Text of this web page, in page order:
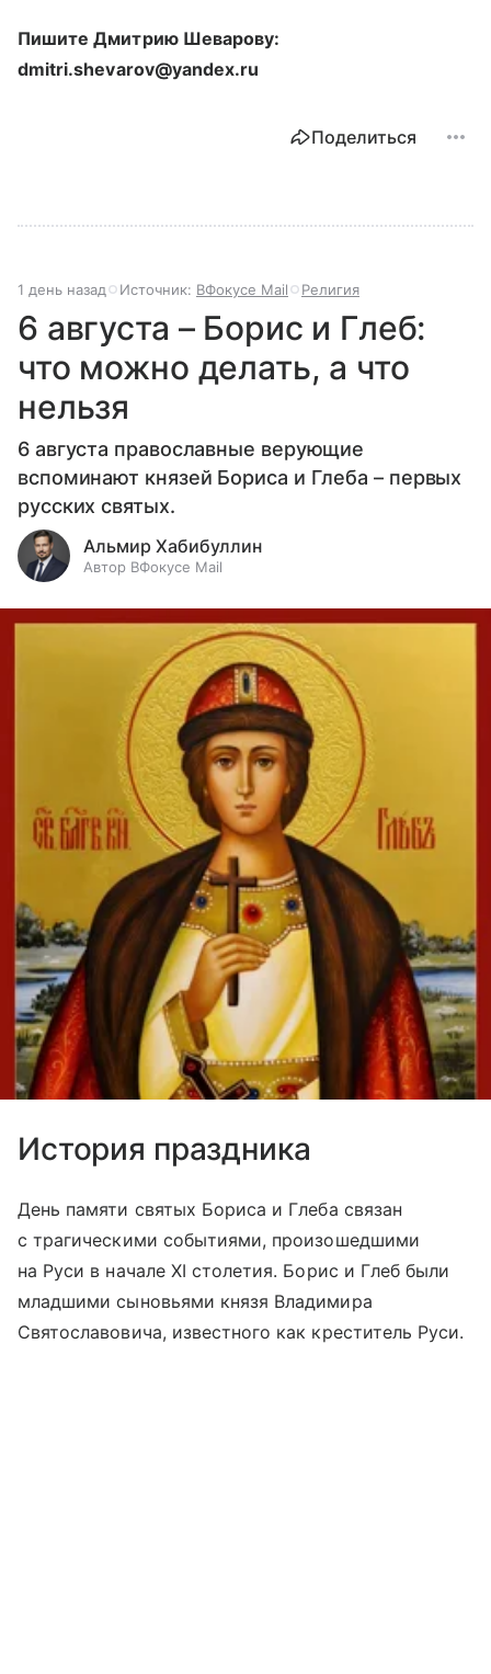
Пишите Дмитрию Шеварову:
dmitri.shevarov@yandex.ru
Поделиться
1 день назад Источник: ВФокусе Mail Религия
6 августа – Борис и Глеб:
что можно делать, а что
нельзя
6 августа православные верующие
вспоминают князей Бориса и Глеба – первых
русских святых.
Альмир Хабибуллин
Автор ВФокусе Mail
История праздника
День памяти святых Бориса и Глеба связан
с трагическими событиями, произошедшими
на Руси в начале XI столетия. Борис и Глеб были
младшими сыновьями князя Владимира
Святославовича, известного как креститель Руси.